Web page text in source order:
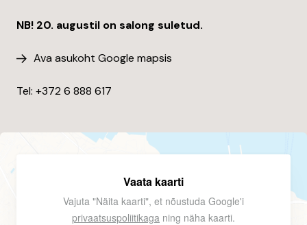
NB! 20. augustil on salong suletud.
Ava asukoht Google mapsis
Tel: +372 6 888 617
Vaata kaarti
Vajuta "Näita kaarti", et nõustuda Google'i
privaatsuspoliitikaga ning näha kaarti.